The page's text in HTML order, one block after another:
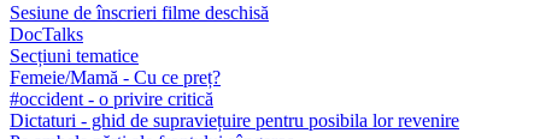
Sesiune de înscrieri filme deschisă
DocTalks
Secțiuni tematice
Femeie/Mamă - Cu ce preț?
#occident - o privire critică
Dictaturi - ghid de supraviețuire pentru posibila lor revenire